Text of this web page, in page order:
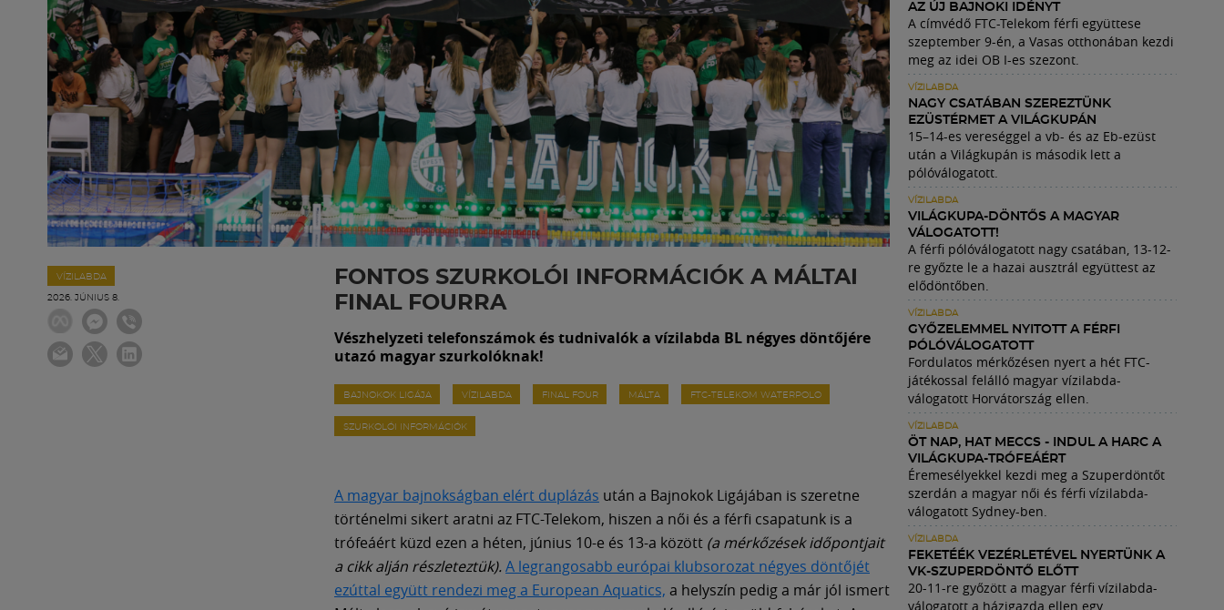
VÍZILABDA
2026. JÚNIUS 8.
FONTOS SZURKOLÓI INFORMÁCIÓK A MÁLTAI
FINAL FOURRA
Vészhelyzeti telefonszámok és tudnivalók a vízilabda BL négyes döntőjére
utazó magyar szurkolóknak!
BAJNOKOK LIGÁJA VÍZILABDA FINAL FOUR MÁLTA FTC-TELEKOM WATERPOLO
SZURKOLÓI INFORMÁCIÓK
A magyar bajnokságban elért duplázás után a Bajnokok Ligájában is szeretne
történelmi sikert aratni az FTC-Telekom, hiszen a női és a férfi csapatunk is a
trófeáért küzd ezen a héten, június 10-e és 13-a között (a mérkőzések időpontjait
a cikk alján részleteztük).A legrangosabb európai klubsorozat négyes döntőjét
ezúttal együtt rendezi meg a European Aquatics, a helyszín pedig a már jól ismert
AZ ÚJ BAJNOKI IDÉNYT
A címvédő FTC-Telekom férfi együttese
szeptember 9-én, a Vasas otthonában kezdi
meg az idei OB I-es szezont.
VÍZILABDA
NAGY CSATÁBAN SZEREZTÜNK
EZÜSTÉRMET A VILÁGKUPÁN
15–14-es vereséggel a vb- és az Eb-ezüst
után a Világkupán is második lett a
pólóválogatott.
VÍZILABDA
VILÁGKUPA-DÖNTŐS A MAGYAR
VÁLOGATOTT!
A férfi pólóválogatott nagy csatában, 13-12-
re győzte le a hazai ausztrál együttest az
elődöntőben.
VÍZILABDA
GYŐZELEMMEL NYITOTT A FÉRFI
PÓLÓVÁLOGATOTT
Fordulatos mérkőzésen nyert a hét FTC-
játékossal felálló magyar vízilabda-
válogatott Horvátország ellen.
VÍZILABDA
ÖT NAP, HAT MECCS - INDUL A HARC A
VILÁGKUPA-TRÓFEÁÉRT
Éremesélyekkel kezdi meg a Szuperdöntőt
szerdán a magyar női és férfi vízilabda-
válogatott Sydney-ben.
VÍZILABDA
FEKETÉÉK VEZÉRLETÉVEL NYERTÜNK A
VK-SZUPERDÖNTŐ ELŐTT
20-11-re győzött a magyar férfi vízilabda-
válogatott a házigazda ellen egy